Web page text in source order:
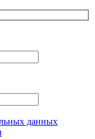
данных